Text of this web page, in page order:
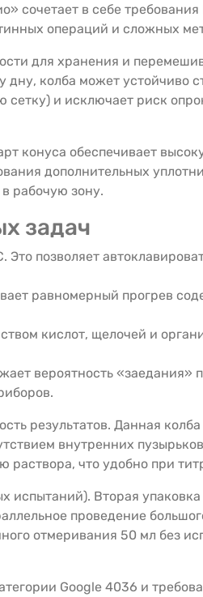
сочетает в себе
операций и сложных
для хранения и
дну, колба может устойчиво
сетку) и исключает риск
конуса обеспечивает
дополнительных
рабочую зону.
задач
позволяет
равномерный прогрев
кислот, щелочей и
вероятность «заедания»
результатов. Данная
внутренних
раствора, что удобно при
испытаний). Вторая
проведение
отмеривания 50 мл без
Google 4036 и